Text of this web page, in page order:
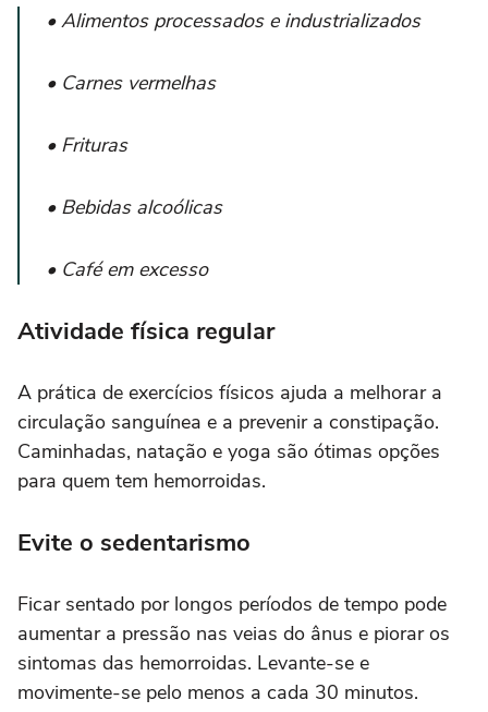
• Alimentos processados e industrializados
• Carnes vermelhas
• Frituras
• Bebidas alcoólicas
• Café em excesso
Atividade física regular
A prática de exercícios físicos ajuda a melhorar a
circulação sanguínea e a prevenir a constipação.
Caminhadas, natação e yoga são ótimas opções
para quem tem hemorroidas.
Evite o sedentarismo
Ficar sentado por longos períodos de tempo pode
aumentar a pressão nas veias do ânus e piorar os
sintomas das hemorroidas. Levante-se e
movimente-se pelo menos a cada 30 minutos.